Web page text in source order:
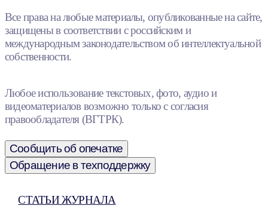
Все права на любые материалы, опубликованные на сайте,
защищены в соответствии с российским и
международным законодательством об интеллектуальной
собственности.
Любое использование текстовых, фото, аудио и
видеоматериалов возможно только с согласия
правообладателя (ВГТРК).
Сообщить об опечатке
Обращение в техподдержку
СТАТЬИ ЖУРНАЛА